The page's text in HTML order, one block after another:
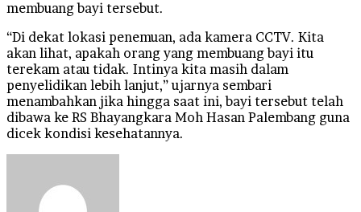
membuang bayi tersebut.
“Di dekat lokasi penemuan, ada kamera CCTV. Kita
akan lihat, apakah orang yang membuang bayi itu
terekam atau tidak. Intinya kita masih dalam
penyelidikan lebih lanjut,” ujarnya sembari
menambahkan jika hingga saat ini, bayi tersebut telah
dibawa ke RS Bhayangkara Moh Hasan Palembang guna
dicek kondisi kesehatannya.